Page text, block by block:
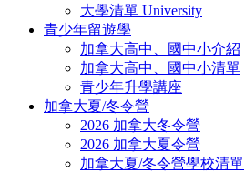
大學清單 University
青少年留遊學
加拿大高中、國中小介紹
加拿大高中、國中小清單
青少年升學講座
加拿大夏/冬令營
2026 加拿大冬令營
2026 加拿大夏令營
加拿大夏/冬令營學校清單